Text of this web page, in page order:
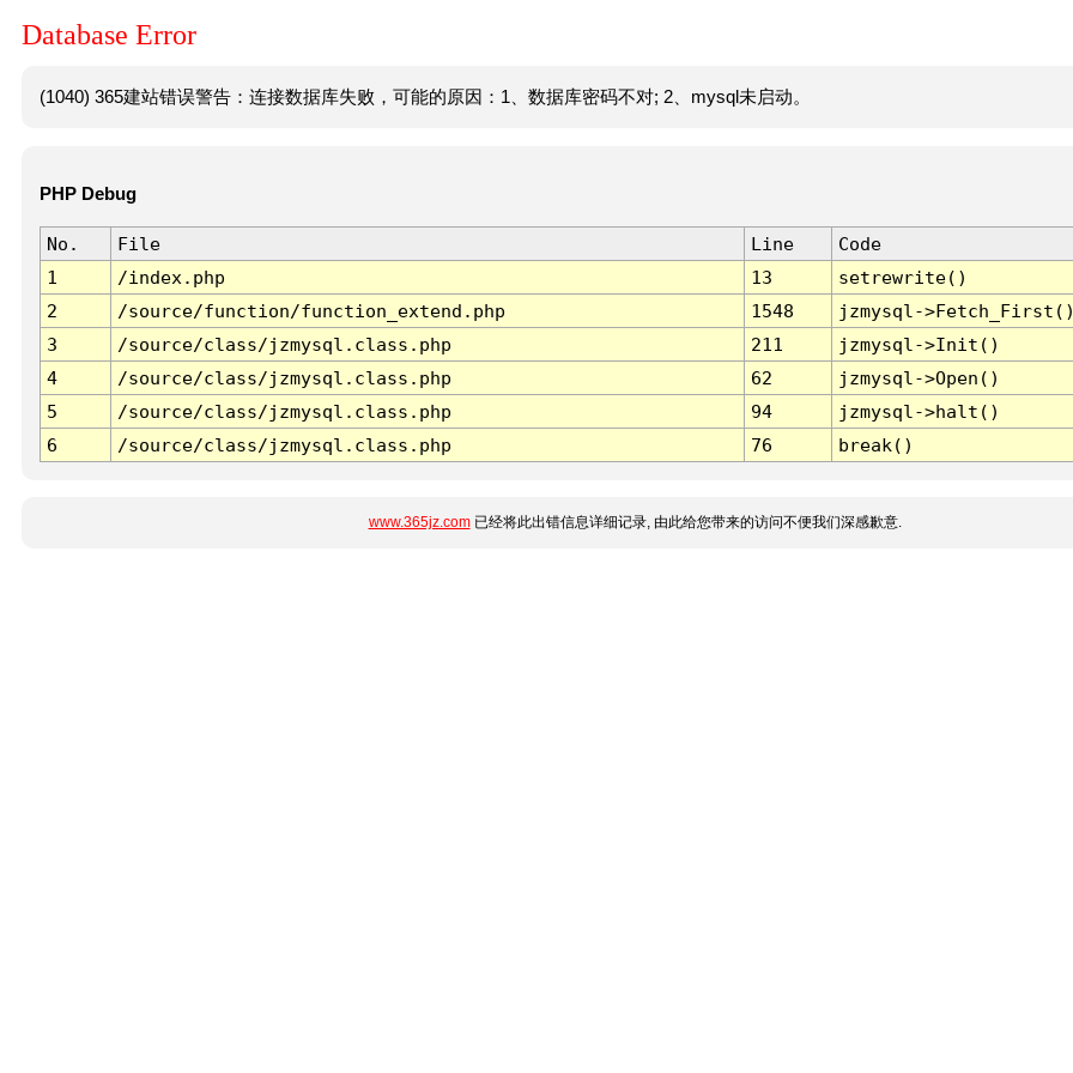
Database Error
(1040) 365建站错误警告：连接数据库失败，可能的原因：1、数据库密码不对; 2、mysql未启动。
PHP Debug
No. File Line
Code
1
/index.php 13
setrewrite()
2
/source/function/function_extend.php 1548
jzmysql-
3
/source/class/jzmysql.class.php 211
jzmysql->Init()
4
/source/class/jzmysql.class.php 62
jzmysql->Open()
5
/source/class/jzmysql.class.php 94
jzmysql->halt()
6
/source/class/jzmysql.class.php 76 break()
www.365jz.com已经将此出错信息详细记录, 由此给您带来的访问不便我们深感歉意.